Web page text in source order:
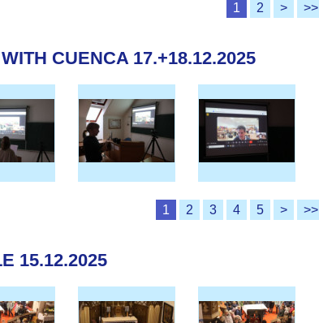
1 2 > >>
CUENCA 17.+18.12.2025
1 2 3 4 5 > >>
15.12.2025